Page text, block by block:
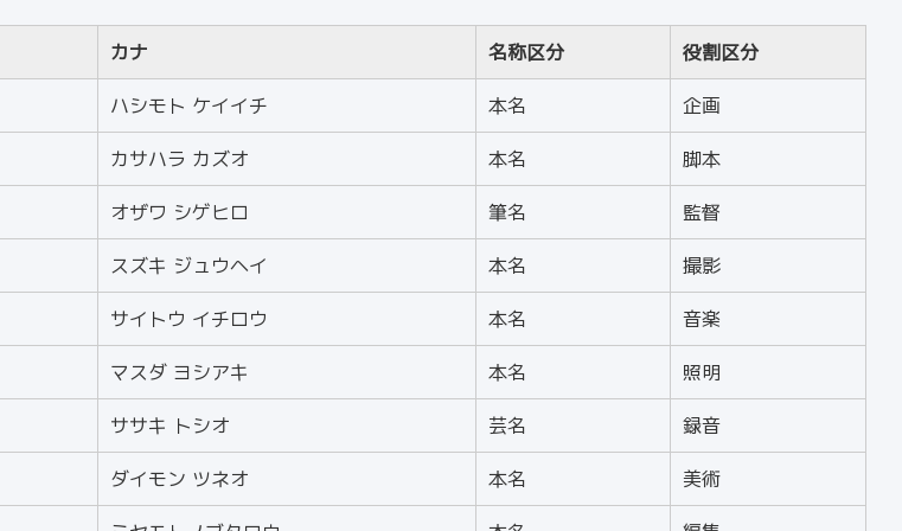
カナ 名称区分 役割区分
ハシモト ケイイチ 本名 企画
カサハラ カズオ 本名 脚本
オザワ シゲヒロ 筆名 監督
スズキ ジュウヘイ 本名 撮影
サイトウ イチロウ 本名 音楽
マスダ ヨシアキ 本名 照明
ササキ トシオ 芸名 録音
ダイモン ツネオ 本名 美術